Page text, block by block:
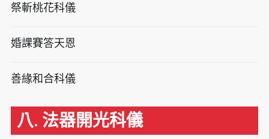
祭斬桃花科儀
婚課賽答天恩
善緣和合科儀
八. 法器開光科儀